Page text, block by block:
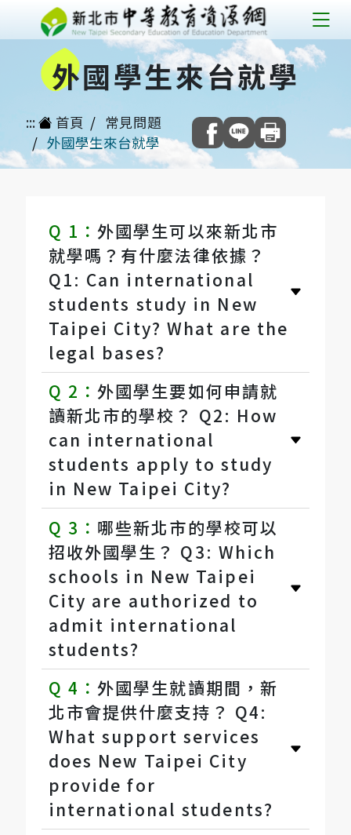
外國學生來台就學
::: 首頁
常見問題
外國學生來台就學
Q 1：外國學生可以來新北市
就學嗎？有什麼法律依據？
Q1: Can international
students study in New
Taipei City? What are the
legal bases?
Q 2：外國學生要如何申請就
讀新北市的學校？ Q2: How
can international
students apply to study
in New Taipei City?
Q 3： 哪些新北市的學校可以
招收外國學生？ Q3: Which
schools in New Taipei
City are authorized to
admit international
students?
Q 4：外國學生就讀期間，新
北市會提供什麼支持？ Q4:
What support services
does New Taipei City
provide for
international students?